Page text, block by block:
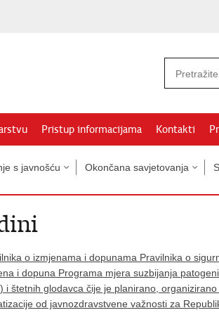
Pristup informacijama Kontakti
s javnošću Okončana savjetovanja
o izmjenama i dopunama Pravilnika o
i dopuna Programa mjera suzbijanja
štetnih glodavca čije je planirano,
od javnozdravstvene važnosti za